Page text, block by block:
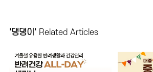
'댕댕이' Related Articles